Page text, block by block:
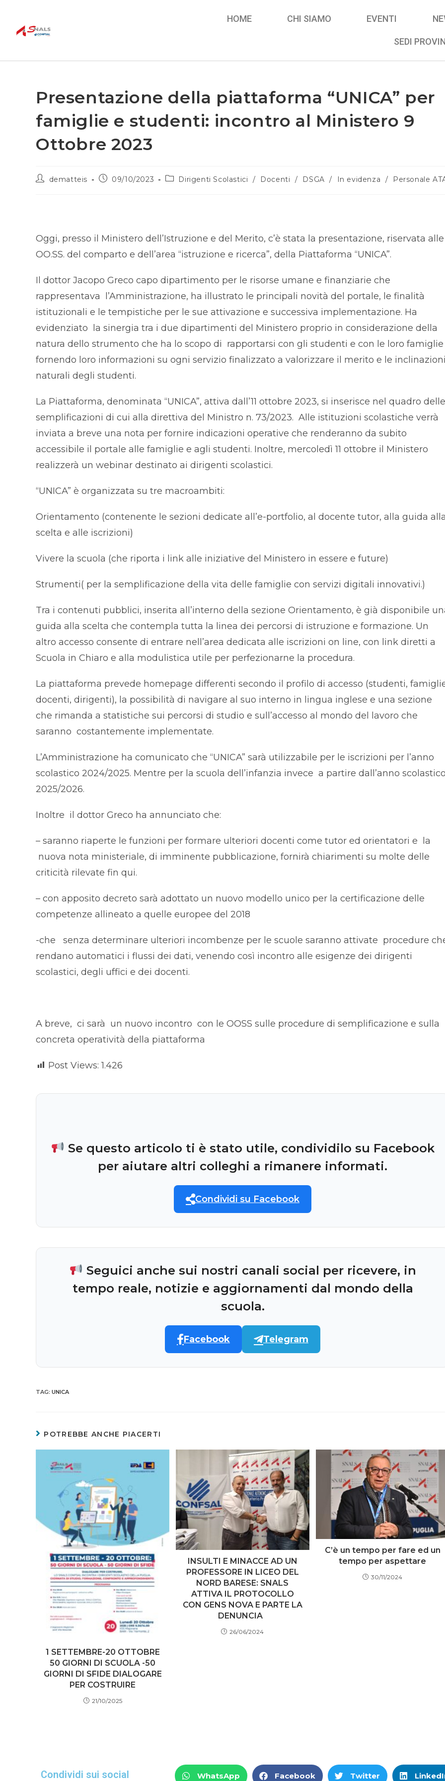
HOME CHI SIAMO EVENTI
SEDI
Presentazione della piattaforma “UNICA” per
famiglie e studenti: incontro al Ministero 9
Ottobre 2023
dematteis 09/10/2023 Dirigenti Scolastici / Docenti / DSGA / In evidenza / Personale
Oggi, presso il Ministero dell’Istruzione e del Merito, c’è stata la presentazione, riservata alle
OO.SS. del comparto e dell’area “istruzione e ricerca”, della Piattaforma “UNICA”.
Il dottor Jacopo Greco capo dipartimento per le risorse umane e finanziarie che
rappresentava l’Amministrazione, ha illustrato le principali novità del portale, le finalità
istituzionali e le tempistiche per le sue attivazione e successiva implementazione. Ha
evidenziato la sinergia tra i due dipartimenti del Ministero proprio in considerazione della
natura dello strumento che ha lo scopo di rapportarsi con gli studenti e con le loro famiglie
fornendo loro informazioni su ogni servizio finalizzato a valorizzare il merito e le
naturali degli studenti.
La Piattaforma, denominata “UNICA”, attiva dall’11 ottobre 2023, si inserisce nel quadro delle
semplificazioni di cui alla direttiva del Ministro n. 73/2023. Alle istituzioni scolastiche verrà
inviata a breve una nota per fornire indicazioni operative che renderanno da subito
accessibile il portale alle famiglie e agli studenti. Inoltre, mercoledì 11 ottobre il Ministero
realizzerà un webinar destinato ai dirigenti scolastici.
“UNICA” è organizzata su tre macroambiti:
Orientamento (contenente le sezioni dedicate all’e-portfolio, al docente tutor, alla guida
scelta e alle iscrizioni)
Vivere la scuola (che riporta i link alle iniziative del Ministero in essere e future)
Strumenti( per la semplificazione della vita delle famiglie con servizi digitali innovativi.)
Tra i contenuti pubblici, inserita all’interno della sezione Orientamento, è già disponibile
guida alla scelta che contempla tutta la linea dei percorsi di istruzione e formazione. Un
altro accesso consente di entrare nell’area dedicata alle iscrizioni on line, con link diretti a
Scuola in Chiaro e alla modulistica utile per perfezionarne la procedura.
La piattaforma prevede homepage differenti secondo il profilo di accesso (studenti,
docenti, dirigenti), la possibilità di navigare al suo interno in lingua inglese e una sezione
che rimanda a statistiche sui percorsi di studio e sull’accesso al mondo del lavoro che
saranno costantemente implementate.
L’Amministrazione ha comunicato che “UNICA” sarà utilizzabile per le iscrizioni per l’anno
scolastico 2024/2025. Mentre per la scuola dell’infanzia invece a partire dall’anno
2025/2026.
Inoltre il dottor Greco ha annunciato che:
– saranno riaperte le funzioni per formare ulteriori docenti come tutor ed orientatori e la
nuova nota ministeriale, di imminente pubblicazione, fornirà chiarimenti su molte delle
criticità rilevate fin qui.
– con apposito decreto sarà adottato un nuovo modello unico per la certificazione delle
competenze allineato a quelle europee del 2018
-che senza determinare ulteriori incombenze per le scuole saranno attivate procedure
rendano automatici i flussi dei dati, venendo così incontro alle esigenze dei dirigenti
scolastici, degli uffici e dei docenti.
A breve, ci sarà un nuovo incontro con le OOSS sulle procedure di semplificazione e sulla
concreta operatività della piattaforma
Post Views: 1.426
Se questo articolo ti è stato utile, condividilo su Facebook
per aiutare altri colleghi a rimanere informati.
Condividi su Facebook
Seguici anche sui nostri canali social per ricevere, in
tempo reale, notizie e aggiornamenti dal mondo della
scuola.
Facebook Telegram
TAG: UNICA
POTREBBE ANCHE PIACERTI
1 SETTEMBRE-20 OTTOBRE
50 GIORNI DI SCUOLA -50
GIORNI DI SFIDE DIALOGARE
PER COSTRUIRE
21/10/2025
INSULTI E MINACCE AD UN
PROFESSORE IN LICEO DEL
NORD BARESE: SNALS
ATTIVA IL PROTOCOLLO
CON GENS NOVA E PARTE LA
DENUNCIA
26/06/2024
C’è un tempo per fare ed un
tempo per aspettare
30/11/2024
Condividi sui social WhatsApp Facebook Twitter